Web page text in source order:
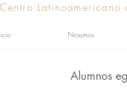
Centro
Nosotros
Alumnos